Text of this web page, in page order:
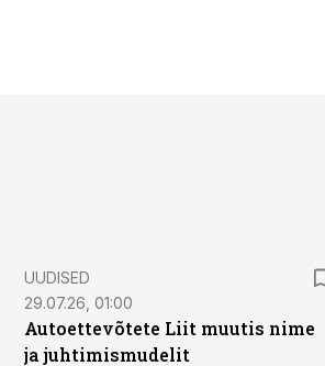
UUDISED
29.07.26, 01:00
Autoettevõtete Liit muutis nime
ja juhtimismudelit